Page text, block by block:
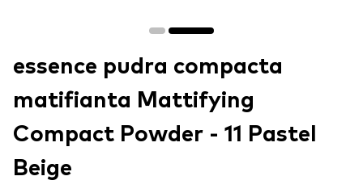
essence pudra compacta
matifianta Mattifying
Compact Powder - 11 Pastel
Beige